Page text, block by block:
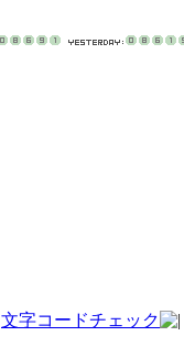
文字コードチェック